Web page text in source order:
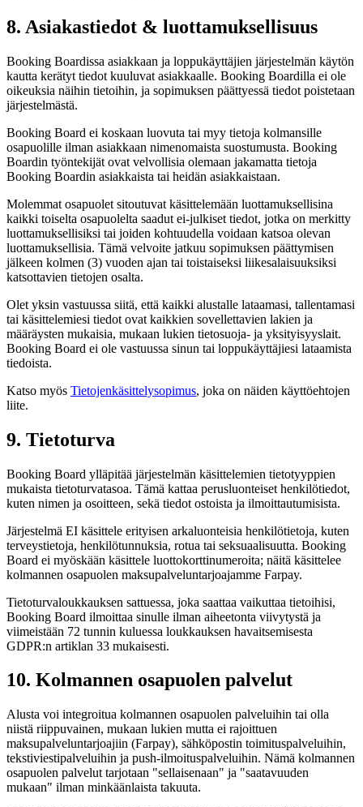
8. Asiakastiedot & luottamuksellisuus
Booking Boardissa asiakkaan ja loppukäyttäjien järjestelmän käytön
kautta kerätyt tiedot kuuluvat asiakkaalle. Booking Boardilla ei ole
oikeuksia näihin tietoihin, ja sopimuksen päättyessä tiedot poistetaan
järjestelmästä.
Booking Board ei koskaan luovuta tai myy tietoja kolmansille
osapuolille ilman asiakkaan nimenomaista suostumusta. Booking
Boardin työntekijät ovat velvollisia olemaan jakamatta tietoja
Booking Boardin asiakkaista tai heidän asiakkaistaan.
Molemmat osapuolet sitoutuvat käsittelemään luottamuksellisina
kaikki toiselta osapuolelta saadut ei-julkiset tiedot, jotka on merkitty
luottamuksellisiksi tai joiden kohtuudella voidaan katsoa olevan
luottamuksellisia. Tämä velvoite jatkuu sopimuksen päättymisen
jälkeen kolmen (3) vuoden ajan tai toistaiseksi liikesalaisuuksiksi
katsottavien tietojen osalta.
Olet yksin vastuussa siitä, että kaikki alustalle lataamasi, tallentamasi
tai käsittelemiesi tiedot ovat kaikkien sovellettavien lakien ja
määräysten mukaisia, mukaan lukien tietosuoja- ja yksityisyyslait.
Booking Board ei ole vastuussa sinun tai loppukäyttäjiesi lataamista
tiedoista.
Katso myös Tietojenkäsittelysopimus, joka on näiden käyttöehtojen
liite.
9. Tietoturva
Booking Board ylläpitää järjestelmän käsittelemien tietotyyppien
mukaista tietoturvatasoa. Tämä kattaa perusluonteiset henkilötiedot,
kuten nimen ja osoitteen, sekä tiedot ostoista ja ilmoittautumisista.
Järjestelmä EI käsittele erityisen arkaluonteisia henkilötietoja, kuten
terveystietoja, henkilötunnuksia, rotua tai seksuaalisuutta. Booking
Board ei myöskään käsittele luottokorttinumeroita; näitä käsittelee
kolmannen osapuolen maksupalveluntarjoajamme Farpay.
Tietoturvaloukkauksen sattuessa, joka saattaa vaikuttaa tietoihisi,
Booking Board ilmoittaa sinulle ilman aiheetonta viivytystä ja
viimeistään 72 tunnin kuluessa loukkauksen havaitsemisesta
GDPR:n artiklan 33 mukaisesti.
10. Kolmannen osapuolen palvelut
Alusta voi integroitua kolmannen osapuolen palveluihin tai olla
niistä riippuvainen, mukaan lukien mutta ei rajoittuen
maksupalveluntarjoajiin (Farpay), sähköpostin toimituspalveluihin,
tekstiviestipalveluihin ja push-ilmoituspalveluihin. Nämä kolmannen
osapuolen palvelut tarjotaan "sellaisenaan" ja "saatavuuden
mukaan" ilman minkäänlaista takuuta.